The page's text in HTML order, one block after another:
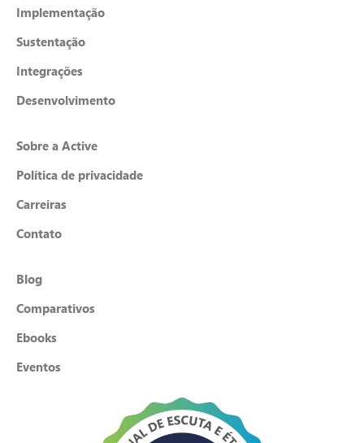
Implementação
Sustentação
Integrações
Desenvolvimento
Sobre a Active
Política de privacidade
Carreiras
Contato
Blog
Comparativos
Ebooks
Eventos